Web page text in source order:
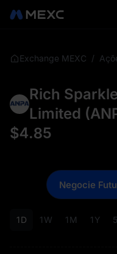
Exchange MEXC /
Rich
Limited (
$4.85
1D 1W 1M 1Y
Negocie